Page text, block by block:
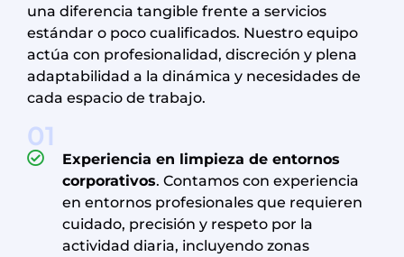
una diferencia tangible frente a servicios
estándar o poco cualificados. Nuestro equipo
actúa con profesionalidad, discreción y plena
adaptabilidad a la dinámica y necesidades de
cada espacio de trabajo.
01
Experiencia en limpieza de entornos
corporativos. Contamos con experiencia
en entornos profesionales que requieren
cuidado, precisión y respeto por la
actividad diaria, incluyendo zonas